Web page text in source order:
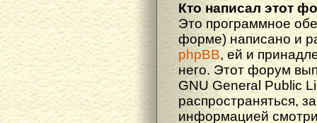
Кто написал этот
Это программное
форме) написано и
phpBB, ей и
него. Этот форум
GNU General Public
распространяться,
информацией